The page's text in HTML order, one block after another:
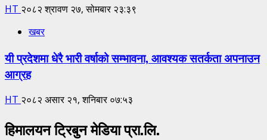
HT २०८२ श्रावण २७, सोमबार २३:३९
खबर
यी प्रदेशमा धेरै भारी वर्षाको सम्भावना, आवश्यक सतर्कता अपनाउन
आग्रह
HT २०८२ असार २१, शनिबार ०७:५३
हिमालयन ट्रिबुन मेडिया प्रा.लि.